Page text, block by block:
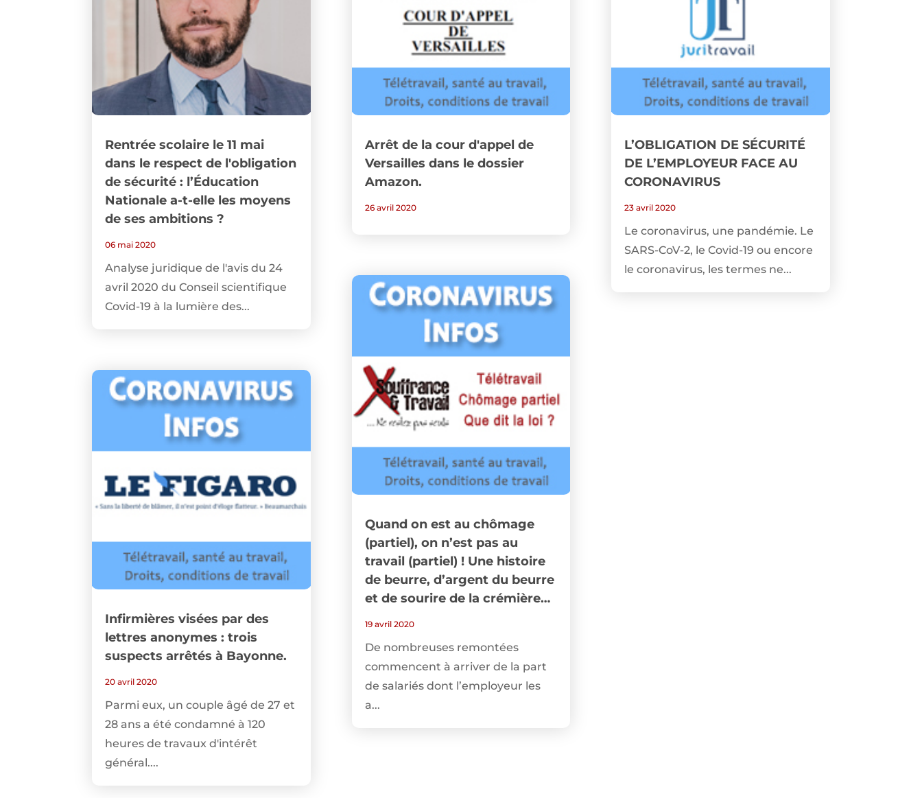
Rentrée scolaire le 11 mai
dans le respect de l'obligation
de sécurité : l’Éducation
Nationale a-t-elle les moyens
de ses ambitions ?
06 mai 2020
Analyse juridique de l'avis du 24
avril 2020 du Conseil scientifique
Covid-19 à la lumière des...
Infirmières visées par des
lettres anonymes : trois
suspects arrêtés à Bayonne.
20 avril 2020
Parmi eux, un couple âgé de 27 et
28 ans a été condamné à 120
heures de travaux d'intérêt
général....
Arrêt de la cour d'appel de
Versailles dans le dossier
Amazon.
26 avril 2020
Quand on est au chômage
(partiel), on n’est pas au
travail (partiel) ! Une histoire
de beurre, d’argent du beurre
et de sourire de la crémière…
19 avril 2020
De nombreuses remontées
commencent à arriver de la part
de salariés dont l’employeur les
a...
L’OBLIGATION DE SÉCURITÉ
DE L’EMPLOYEUR FACE AU
CORONAVIRUS
23 avril 2020
Le coronavirus, une pandémie. Le
SARS-CoV-2, le Covid-19 ou encore
le coronavirus, les termes ne...